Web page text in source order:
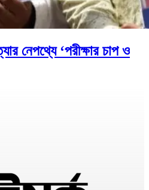
নেপথ্যে ‘পরীক্ষার চাপ ও